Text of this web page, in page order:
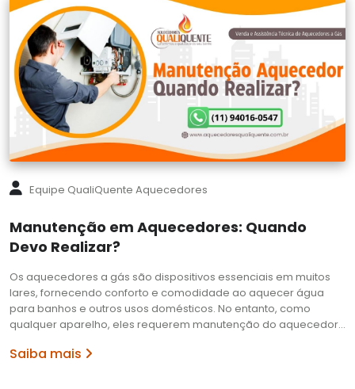
Equipe QualiQuente Aquecedores
Manutenção em Aquecedores: Quando
Devo Realizar?
Os aquecedores a gás são dispositivos essenciais em muitos
lares, fornecendo conforto e comodidade ao aquecer água
para banhos e outros usos domésticos. No entanto, como
qualquer aparelho, eles requerem manutenção do aquecedor…
Saiba mais